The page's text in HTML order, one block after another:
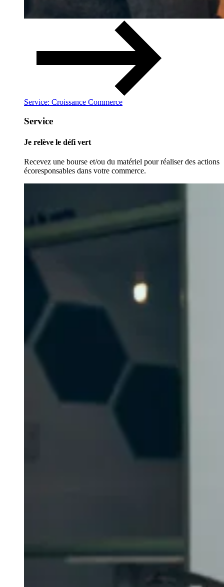
Service: Croissance Commerce
Service
Je relève le défi vert
Recevez une bourse et/ou du matériel pour réaliser des actions
écoresponsables dans votre commerce.